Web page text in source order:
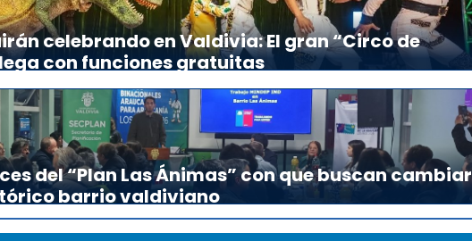
celebrando en Valdivia: El gran “Circo de
con funciones gratuitas
del “Plan Las Ánimas” con que buscan cambiar
barrio valdiviano